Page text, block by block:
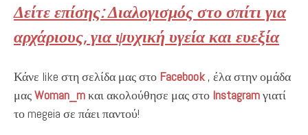
Δείτε επίσης: Διαλογισμός στο σπίτι για
αρχάριους, για ψυχική υγεία και ευεξία
Κάνε like στη σελίδα μας στο Facebook , έλα στην ομάδα
μαςWoman_mκαι ακολούθησε μας στο Instagramγιατί
το megeia σε πάει παντού!